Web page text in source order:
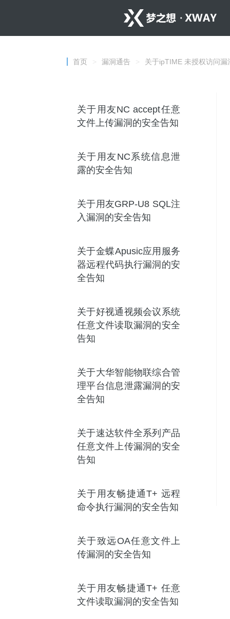
首页 漏洞通告 关于ipTIME 未授权访问
关于用友NC accept任意
文件上传漏洞的安全告知
关于用友NC系统信息泄
露的安全告知
关于用友GRP-U8 SQL注
入漏洞的安全告知
关于金蝶Apusic应用服务
器远程代码执行漏洞的安
全告知
关于好视通视频会议系统
任意文件读取漏洞的安全
告知
关于大华智能物联综合管
理平台信息泄露漏洞的安
全告知
关于速达软件全系列产品
任意文件上传漏洞的安全
告知
关于用友畅捷通T+ 远程
命令执行漏洞的安全告知
关于致远OA任意文件上
传漏洞的安全告知
关于用友畅捷通T+ 任意
文件读取漏洞的安全告知